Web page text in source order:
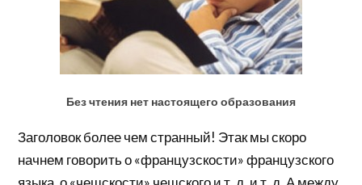
Без чтения нет настоящего образования
Заголовок более чем странный! Этак мы скоро
начнем говорить о «французскости» французского